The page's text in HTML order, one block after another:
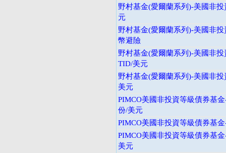
野村基金(愛爾蘭系列)-美國非
元
野村基金(愛爾蘭系列)-美國非
幣避險
野村基金(愛爾蘭系列)-美國非
TID/美元
野村基金(愛爾蘭系列)-美國非
美元
PIMCO美國非投資等級債券基
份/美元
PIMCO美國非投資等級債券基
PIMCO美國非投資等級債券基
美元